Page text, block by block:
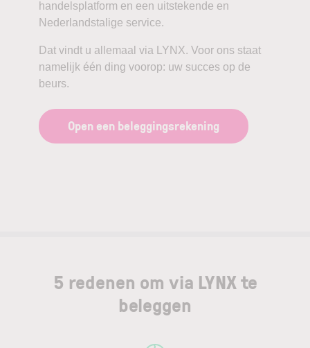
handelsplatform en een uitstekende en
Nederlandstalige service.
Dat vindt u allemaal via LYNX. Voor ons staat
namelijk één ding voorop: uw succes op de
beurs.
Open een beleggingsrekening
5 redenen om via LYNX te
beleggen